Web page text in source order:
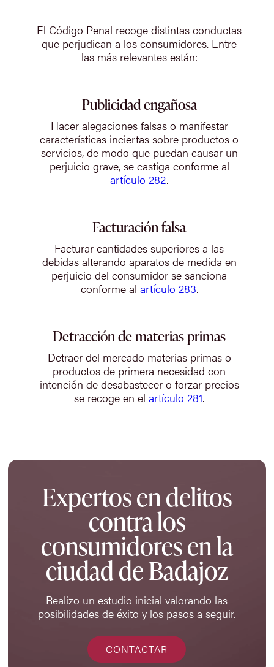
El Código Penal recoge distintas conductas
que perjudican a los consumidores. Entre
las más relevantes están:
Publicidad engañosa
Hacer alegaciones falsas o manifestar
características inciertas sobre productos o
servicios, de modo que puedan causar un
perjuicio grave, se castiga conforme al
artículo 282.
Facturación falsa
Facturar cantidades superiores a las
debidas alterando aparatos de medida en
perjuicio del consumidor se sanciona
conforme al artículo 283.
Detracción de materias primas
Detraer del mercado materias primas o
productos de primera necesidad con
intención de desabastecer o forzar precios
se recoge en elartículo 281.
Expertos en delitos
contra los
consumidores en la
ciudad de Badajoz
Realizo un estudio inicial valorando las
posibilidades de éxito y los pasos a seguir.
CONTACTAR